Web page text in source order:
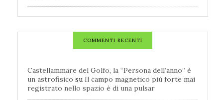
COMMENTI RECENTI
Castellammare del Golfo, la “Persona dell’anno” è
un astrofisico su Il campo magnetico più forte mai
registrato nello spazio è di una pulsar